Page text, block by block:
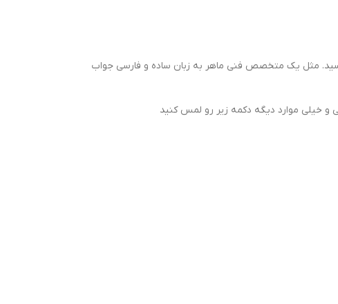
مثل یک متخصص فنی ماهر به زبان ساده و فارسی جواب
و خیلی موارد دیگه دکمه زیر رو لمس کنید